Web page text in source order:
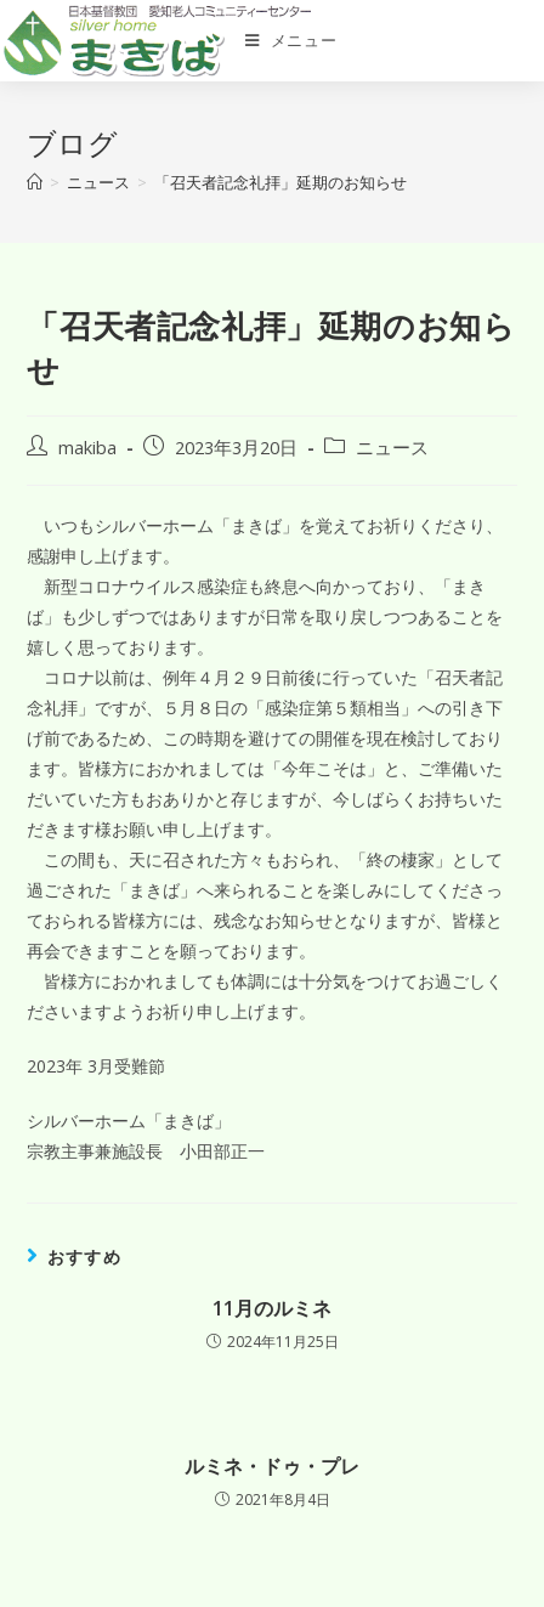
メニュー
ブログ
> ニュース > 「召天者記念礼拝」延期のお知らせ
「召天者記念礼拝」延期のお知ら
せ
makiba 2023年3月20日 ニュース
いつもシルバーホーム「まきば」を覚えてお祈りくださり、
感謝申し上げます。
新型コロナウイルス感染症も終息へ向かっており、「まき
ば」も少しずつではありますが日常を取り戻しつつあることを
嬉しく思っております。
コロナ以前は、例年４月２９日前後に行っていた「召天者記
念礼拝」ですが、５月８日の「感染症第５類相当」への引き下
げ前であるため、この時期を避けての開催を現在検討しており
ます。皆様方におかれましては「今年こそは」と、ご準備いた
だいていた方もおありかと存じますが、今しばらくお持ちいた
だきます様お願い申し上げます。
この間も、天に召された方々もおられ、「終の棲家」として
過ごされた「まきば」へ来られることを楽しみにしてくださっ
ておられる皆様方には、残念なお知らせとなりますが、皆様と
再会できますことを願っております。
皆様方におかれましても体調には十分気をつけてお過ごしく
ださいますようお祈り申し上げます。
2023年 3月受難節
シルバーホーム「まきば」
宗教主事兼施設長 小田部正一
おすすめ
11月のルミネ
2024年11月25日
ルミネ・ドゥ・プレ
2021年8月4日